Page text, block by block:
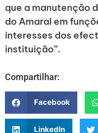
que a manutenção
do Amaral em
interesses dos
instituição”.
Compartilhar:
Facebook
LinkedIn